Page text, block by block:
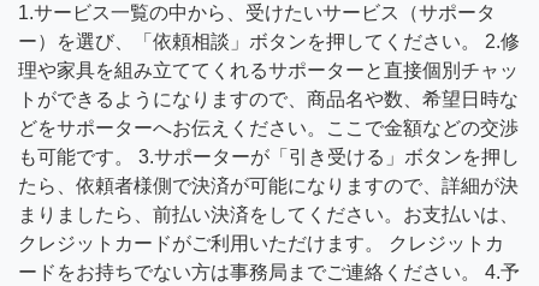
1.サービス一覧の中から、受けたいサービス（サポータ
ー）を選び、「依頼相談」ボタンを押してください。 2.修
理や家具を組み立ててくれるサポーターと直接個別チャッ
トができるようになりますので、商品名や数、希望日時な
どをサポーターへお伝えください。ここで金額などの交渉
も可能です。 3.サポーターが「引き受ける」ボタンを押し
たら、依頼者様側で決済が可能になりますので、詳細が決
まりましたら、前払い決済をしてください。お支払いは、
クレジットカードがご利用いただけます。 クレジットカ
ードをお持ちでない方は事務局までご連絡ください。 4.予